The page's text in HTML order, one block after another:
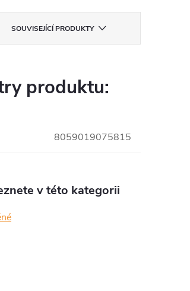
SOUVISEJÍCÍ PRODUKTY
produktu:
8059019075815
v této kategorii